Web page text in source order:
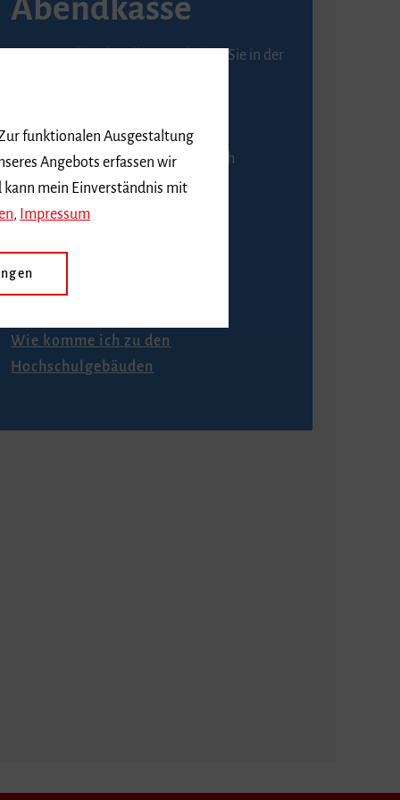
Abendkasse
Karten an der Abendkasse erhalten Sie in der
An der Abendkasse ist ausschließlich
Barzahlung möglich.
Anfahrt
Wie komme ich zu den
Hochschulgebäuden
funktionalen Ausgestaltung
Angebots erfassen wir
kann mein Einverständnis mit
, Impressum